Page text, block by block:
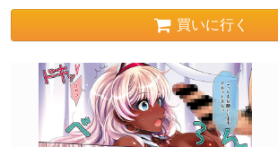
買いに行く